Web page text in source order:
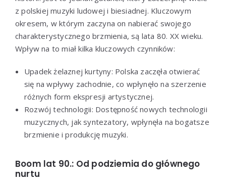
z polskiej muzyki ludowej i biesiadnej. Kluczowym
okresem, w którym zaczyna on nabierać swojego
charakterystycznego brzmienia, są lata 80. XX wieku.
Wpływ na to miał kilka kluczowych czynników:
Upadek żelaznej kurtyny: Polska zaczęła otwierać
się na wpływy zachodnie, co wpłynęło na szerzenie
różnych form ekspresji artystycznej.
Rozwój technologii: Dostępność nowych technologii
muzycznych, jak syntezatory, wpłynęła na bogatsze
brzmienie i produkcję muzyki.
Boom lat 90.: Od podziemia do głównego
nurtu